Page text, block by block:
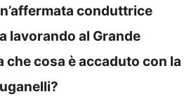
conduttrice
lavorando al Grande
che cosa è accaduto con la